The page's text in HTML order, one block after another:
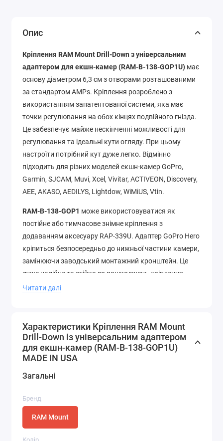
Опис
Кріплення RAM Mount Drill-Down з універсальним
адаптером для екшн-камер (RAM-B-138-GOP1U) має
основу діаметром 6,3 см з отворами розташованими
за стандартом AMPs. Кріплення розроблено з
використанням запатентованої системи, яка має
точки регулювання на обох кінцях подвійного гнізда.
Це забезпечує майже нескінченні можливості для
регулювання та ідеальні кути огляду. При цьому
настроїти потрібний кут дуже легко. Відмінно
підходить для різних моделей екшн-камер GoPro,
Garmin, SJCAM, Muvi, Xcel, Vivitar, ACTIVEON, Discovery,
AEE, AKASO, AEDILYS, Lightdow, WiMiUS, Vtin.
RAM-B-138-GOP1 може використовуватися як
постійне або тимчасове знімне кріплення з
додаванням аксесуару RAP-339U. Адаптер GoPro Hero
кріпиться безпосередньо до нижньої частини камери,
замінюючи заводський монтажний кронштейн. Це
дуже надійне та стійке до пошкоджень кріплення
завдяки використанню при виробництві алюмінію та
удари та вібрації, продовжуючи термін служби вашої
камери.
Бренд:RAM Mount.
Країна реєстрації бренду:
Читати далі
Характеристики Кріплення RAM Mount
Drill-Down із універсальним адаптером
для екшн-камер (RAM-B-138-GOP1U)
MADE IN USA
Загальні
Бренд
RAM Mount